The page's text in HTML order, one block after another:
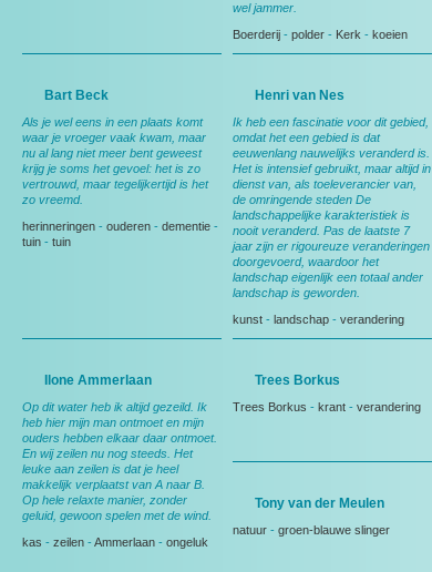
wel jammer.
Boerderij - polder - Kerk - koeien
Bart Beck
Als je wel eens in een plaats komt
waar je vroeger vaak kwam, maar
nu al lang niet meer bent geweest
krijg je soms het gevoel: het is zo
vertrouwd, maar tegelijkertijd is het
zo vreemd.
herinneringen - ouderen - dementie -
tuin - tuin
Henri van Nes
Ik heb een fascinatie voor dit gebied,
omdat het een gebied is dat
eeuwenlang nauwelijks veranderd is.
Het is intensief gebruikt, maar altijd in
dienst van, als toeleverancier van,
de omringende steden De
landschappelijke karakteristiek is
nooit veranderd. Pas de laatste 7
jaar zijn er rigoureuze veranderingen
doorgevoerd, waardoor het
landschap eigenlijk een totaal ander
landschap is geworden.
kunst - landschap - verandering
Ilone Ammerlaan
Op dit water heb ik altijd gezeild. Ik
heb hier mijn man ontmoet en mijn
ouders hebben elkaar daar ontmoet.
En wij zeilen nu nog steeds. Het
leuke aan zeilen is dat je heel
makkelijk verplaatst van A naar B.
Op hele relaxte manier, zonder
geluid, gewoon spelen met de wind.
kas - zeilen - Ammerlaan - ongeluk
Trees Borkus
Trees Borkus - krant - verandering
Tony van der Meulen
natuur - groen-blauwe slinger